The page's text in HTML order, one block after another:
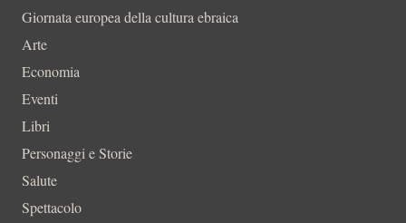
Giornata europea della cultura ebraica
Arte
Economia
Eventi
Libri
Personaggi e Storie
Salute
Spettacolo